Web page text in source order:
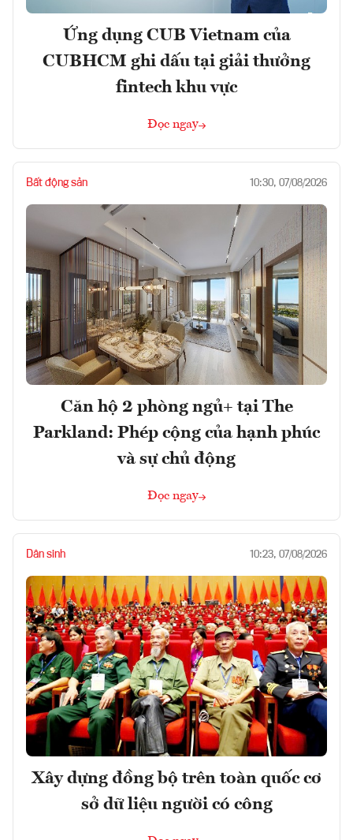
Ứng dụng CUB Vietnam của
CUBHCM ghi dấu tại giải thưởng
fintech khu vực
Đọc ngay
Bất động sản 10:30, 07/08/2026
Căn hộ 2 phòng ngủ+ tại The
Parkland: Phép cộng của hạnh phúc
và sự chủ động
Đọc ngay
Dân sinh 10:23, 07/08/2026
Xây dựng đồng bộ trên toàn quốc cơ
sở dữ liệu người có công